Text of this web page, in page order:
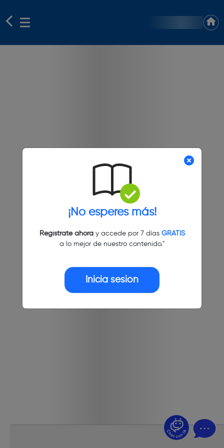
¡No esperes más!
Regístrate ahoray accede por 7 días GRATIS
a lo mejor de nuestro contenido."
Inicia sesión